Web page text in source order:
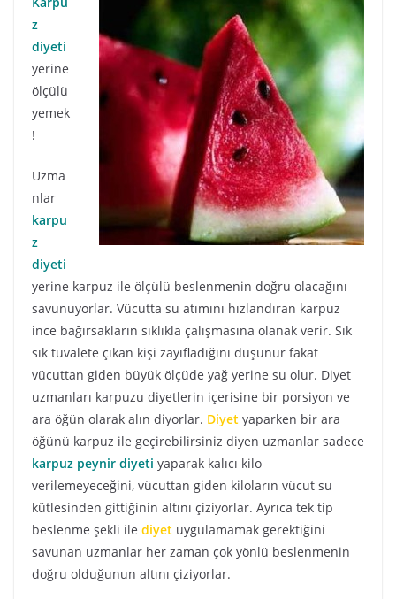
z
diyeti
yerine
ölçülü
yemek
!
Uzma
nlar
karpu
z
diyeti
yerine karpuz ile ölçülü beslenmenin doğru olacağını
savunuyorlar. Vücutta su atımını hızlandıran karpuz
ince bağırsakların sıklıkla çalışmasına olanak verir. Sık
sık tuvalete çıkan kişi zayıfladığını düşünür fakat
vücuttan giden büyük ölçüde yağ yerine su olur. Diyet
uzmanları karpuzu diyetlerin içerisine bir porsiyon ve
ara öğün olarak alın diyorlar. Diyet yaparken bir ara
öğünü karpuz ile geçirebilirsiniz diyen uzmanlar sadece
karpuz peynir diyeti yaparak kalıcı kilo
verilemeyeceğini, vücuttan giden kiloların vücut su
kütlesinden gittiğinin altını çiziyorlar. Ayrıca tek tip
beslenme şekli ile diyet uygulamamak gerektiğini
savunan uzmanlar her zaman çok yönlü beslenmenin
doğru olduğunun altını çiziyorlar.